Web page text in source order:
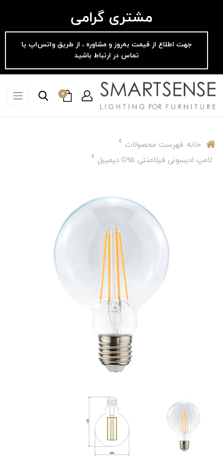
مشتری گرامی
جهت اطلاع از قیمت به‌روز و مشاوره ، از طریق واتس‌اپ یا
تماس در ارتباط باشید
0
خانه فهرست محصولات
لامپ ادیسونی فیلامنتی G95 دیمیبل